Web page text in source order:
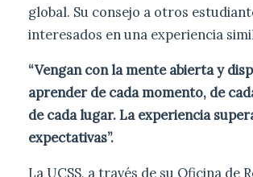
global. Su consejo a otros
interesados en una experiencia
“Vengan con la mente abierta y
aprender de cada momento, de
de cada lugar. La experiencia
expectativas”.
La UCSS, a través de su Oficina de